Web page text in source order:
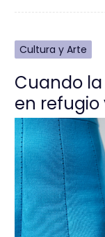
Cultura y Arte
Cuando
en refugio